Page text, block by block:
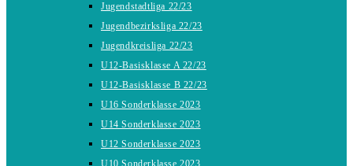
Jugendstadtliga 22/23
Jugendbezirksliga 22/23
Jugendkreisliga 22/23
U12-Basisklasse A 22/23
U12-Basisklasse B 22/23
U16 Sonderklasse 2023
U14 Sonderklasse 2023
U12 Sonderklasse 2023
U10 Sonderklasse 2023